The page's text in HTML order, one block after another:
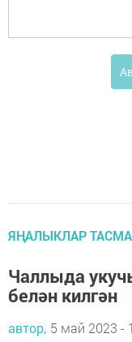
ЯҢАЛЫКЛАР
Чаллыда
белән килгән
автор, 5 май 2023 -